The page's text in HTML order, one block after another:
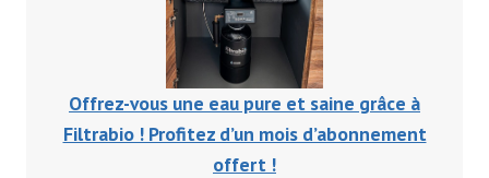
Offrez-vous une eau pure et saine grâce à
Filtrabio ! Profitez d’un mois d’abonnement
offert !